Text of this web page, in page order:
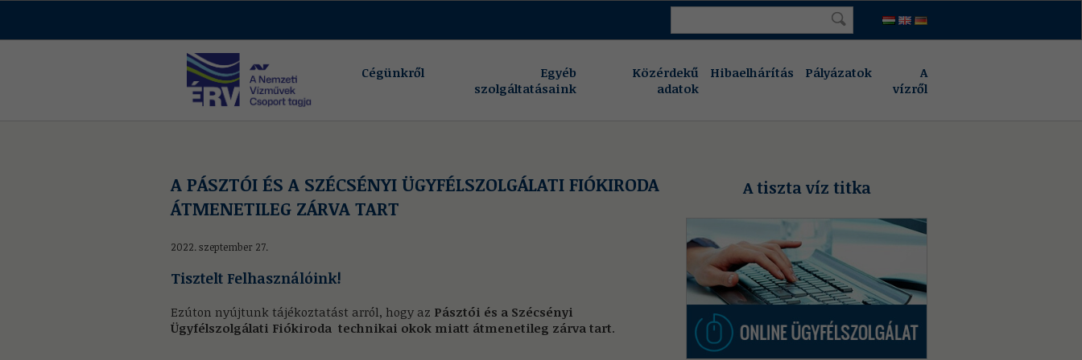
Cégünkről
Egyéb
szolgáltatásaink
Közérdekű
adatok
Hibaelhárítás Pályázatok
A
vízről
A PÁSZTÓI ÉS A SZÉCSÉNYI ÜGYFÉLSZOLGÁLATI FIÓKIRODA
ÁTMENETILEG ZÁRVA TART
2022. szeptember 27.
Tisztelt Felhasználóink!
Ezúton nyújtunk tájékoztatást arról, hogy az Pásztói és a Szécsényi
Ügyfélszolgálati Fiókiroda technikai okok miatt átmenetileg zárva tart.
A tiszta víz titka